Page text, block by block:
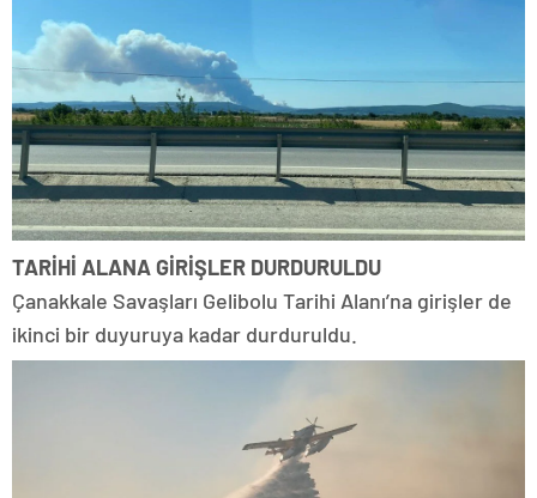
TARİHİ ALANA GİRİŞLER DURDURULDU
Çanakkale Savaşları Gelibolu Tarihi Alanı’na girişler de
ikinci bir duyuruya kadar durduruldu.